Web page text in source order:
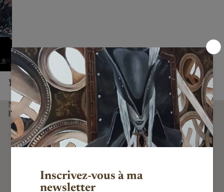
You might also like...
NEWSLETTER
E-mail
Subscribe